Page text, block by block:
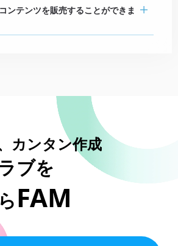
ンテンツを販売することができま
カンタン作成
ブを
FAM